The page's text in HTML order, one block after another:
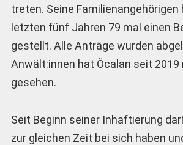
treten. Seine Familienangehörigen
letzten fünf Jahren 79 mal einen
gestellt. Alle Anträge wurden
Anwält:innen hat Öcalan seit
gesehen.
Seit Beginn seiner Inhaftierung
zur gleichen Zeit bei sich haben